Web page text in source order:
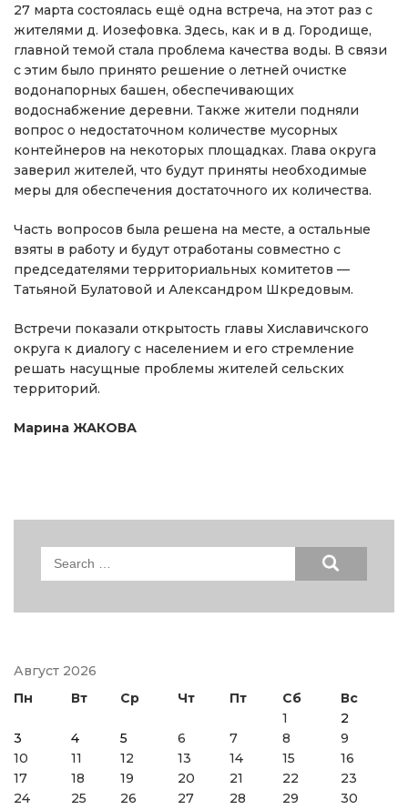
27 марта состоялась ещё одна встреча, на этот раз с
жителями д. Иозефовка. Здесь, как и в д. Городище,
главной темой стала проблема качества воды. В связи
с этим было принято решение о летней очистке
водонапорных башен, обеспечивающих
водоснабжение деревни. Также жители подняли
вопрос о недостаточном количестве мусорных
контейнеров на некоторых площадках. Глава округа
заверил жителей, что будут приняты необходимые
меры для обеспечения достаточного их количества.
Часть вопросов была решена на месте, а остальные
взяты в работу и будут отработаны совместно с
председателями территориальных комитетов —
Татьяной Булатовой и Александром Шкредовым.
Встречи показали открытость главы Хиславичского
округа к диалогу с населением и его стремление
решать насущные проблемы жителей сельских
территорий.
Марина ЖАКОВА
Search
Август 2026
Пн
Вт Ср Чт Пт Сб
Вс
1
2
3
4 5 6 7 8
9
10
11 12 13 14 15
16
17
18 19 20 21 22
23
24
25 26 27 28 29
30